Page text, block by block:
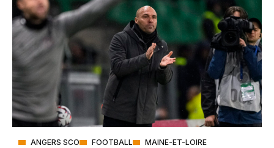
ANGERS SCO FOOTBALL MAINE-ET-LOIRE